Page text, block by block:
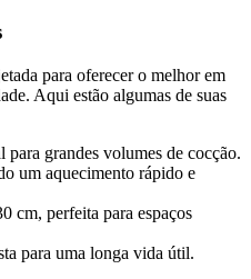
para oferecer o melhor em
Aqui estão algumas de suas
para grandes volumes de cocção.
um aquecimento rápido e
cm, perfeita para espaços
para uma longa vida útil.